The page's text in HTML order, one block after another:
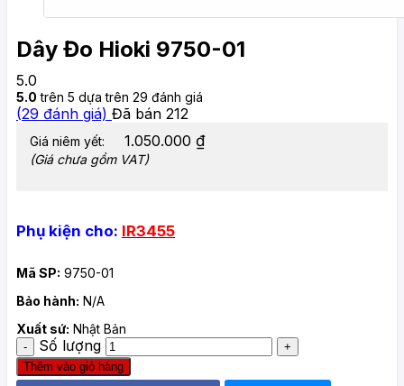
Dây Đo Hioki 9750-01
5.0
5.0 trên 5 dựa trên 29 đánh giá
(29 đánh giá) Đã bán 212
Giá niêm yết: 1.050.000 ₫
(Giá chưa gồm VAT)
Phụ kiện cho: IR3455
Mã SP: 9750-01
Bảo hành: N/A
Xuất sứ: Nhật Bản
Số lượng
Thêm vào giỏ hàng